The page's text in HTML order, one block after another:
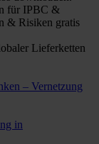
für IPBC &
& Risiken gratis
Lieferketten
– Vernetzung
in